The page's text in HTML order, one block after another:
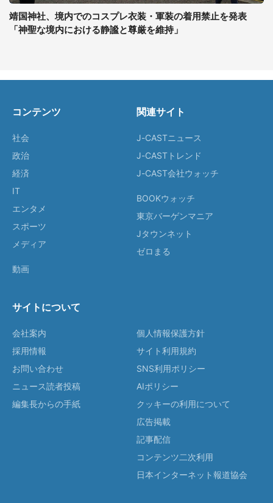
靖国神社、境内でのコスプレ衣装・軍装の着用禁止を発表
「神聖な境内における静謐と尊厳を維持」
コンテンツ
社会
政治
経済
IT
エンタメ
スポーツ
メディア
動画
関連サイト
J-CASTニュース
J-CASTトレンド
J-CAST会社ウォッチ
BOOKウォッチ
東京バーゲンマニア
Jタウンネット
ゼロまる
サイトについて
会社案内
採用情報
お問い合わせ
ニュース読者投稿
編集長からの手紙
個人情報保護方針
サイト利用規約
SNS利用ポリシー
AIポリシー
クッキーの利用について
広告掲載
記事配信
コンテンツ二次利用
日本インターネット報道協会